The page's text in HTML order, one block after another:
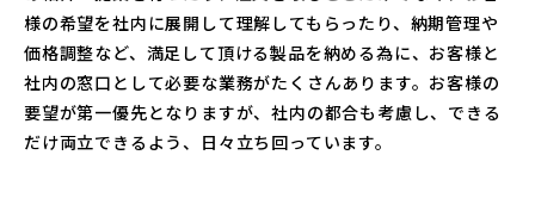
様の希望を社内に展開して理解してもらったり、納期管理や
価格調整など、満足して頂ける製品を納める為に、お客様と
社内の窓口として必要な業務がたくさんあります。お客様の
要望が第一優先となりますが、社内の都合も考慮し、できる
だけ両立できるよう、日々立ち回っています。